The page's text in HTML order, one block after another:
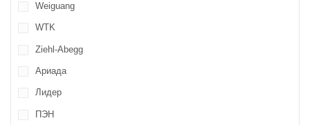
Weiguang
WTK
Ziehl-Abegg
Ариада
Лидер
ПЭН